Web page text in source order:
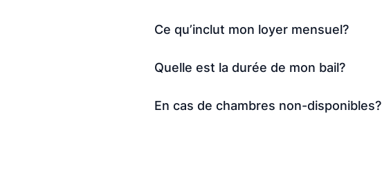
Ce qu’inclut mon loyer mensuel?
Quelle est la durée de mon bail?
En cas de chambres non-disponibles?